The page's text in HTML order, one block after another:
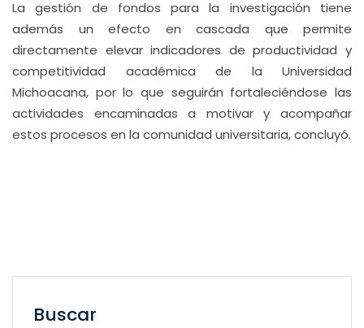
La gestión de fondos para la investigación tiene
además un efecto en cascada que permite
directamente elevar indicadores de productividad y
competitividad académica de la Universidad
Michoacana, por lo que seguirán fortaleciéndose las
actividades encaminadas a motivar y acompañar
estos procesos en la comunidad universitaria, concluyó.
Buscar